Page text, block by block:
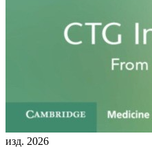
изд. 2026